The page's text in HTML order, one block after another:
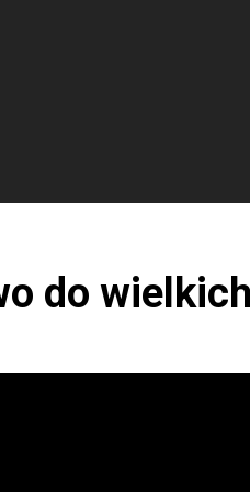
do